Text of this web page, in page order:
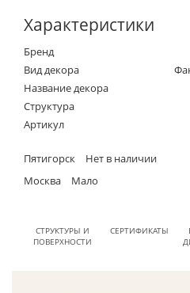
Характеристики
Бренд
Вид декора
Название декора
Структура
Артикул
Пятигорск
Нет в наличии
Москва
Мало
СТРУКТУРЫ И
ПОВЕРХНОСТИ
СЕРТИФИКАТЫ